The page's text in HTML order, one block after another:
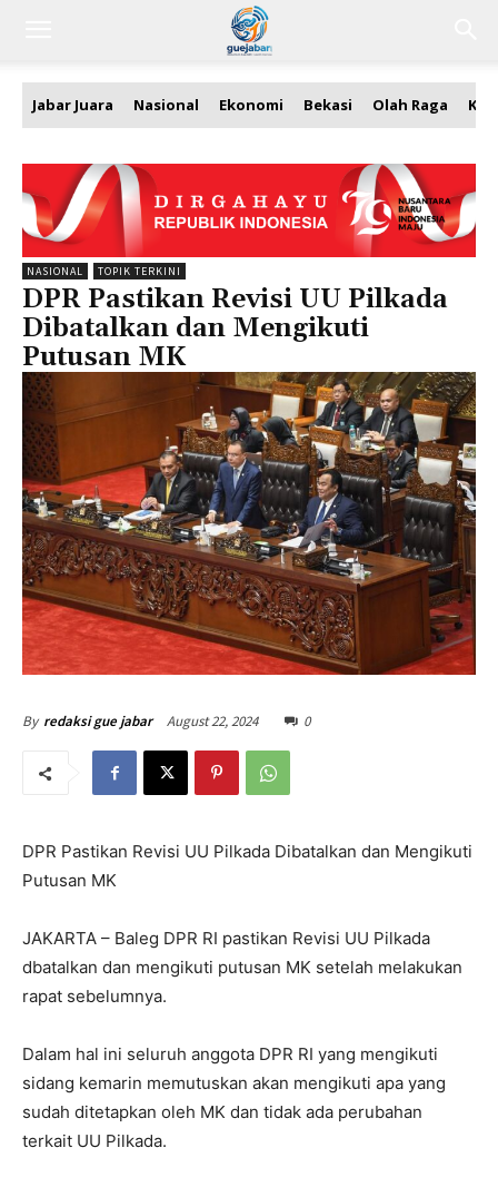
Jabar Juara Nasional Ekonomi Bekasi Olah Raga
NASIONAL TOPIK TERKINI
DPR Pastikan Revisi UU Pilkada
Dibatalkan dan Mengikuti
Putusan MK
By redaksi gue jabar August 22, 2024 0
DPR Pastikan Revisi UU Pilkada Dibatalkan dan Mengikuti
Putusan MK
JAKARTA – Baleg DPR RI pastikan Revisi UU Pilkada
dbatalkan dan mengikuti putusan MK setelah melakukan
rapat sebelumnya.
Dalam hal ini seluruh anggota DPR RI yang mengikuti
sidang kemarin memutuskan akan mengikuti apa yang
sudah ditetapkan oleh MK dan tidak ada perubahan
terkait UU Pilkada.